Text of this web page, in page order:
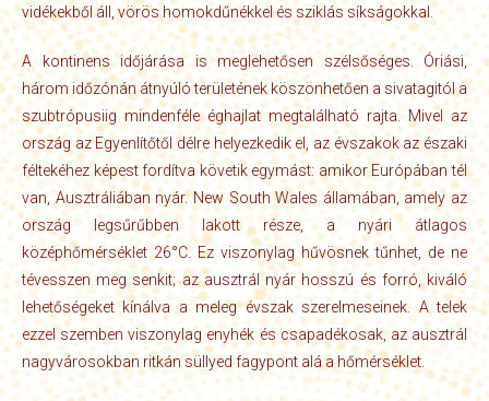
vidékekből áll, vörös homokdűnékkel és sziklás síkságokkal.
A kontinens időjárása is meglehetősen szélsőséges. Óriási,
három időzónán átnyúló területének köszönhetően a sivatagitól a
szubtrópusiig mindenféle éghajlat megtalálható rajta. Mivel az
ország az Egyenlítőtől délre helyezkedik el, az évszakok az északi
féltekéhez képest fordítva követik egymást: amikor Európában tél
van, Ausztráliában nyár. New South Wales államában, amely az
ország legsűrűbben lakott része, a nyári átlagos
középhőmérséklet 26°C. Ez viszonylag hűvösnek tűnhet, de ne
tévesszen meg senkit; az ausztrál nyár hosszú és forró, kiváló
lehetőségeket kínálva a meleg évszak szerelmeseinek. A telek
ezzel szemben viszonylag enyhék és csapadékosak, az ausztrál
nagyvárosokban ritkán süllyed fagypont alá a hőmérséklet.